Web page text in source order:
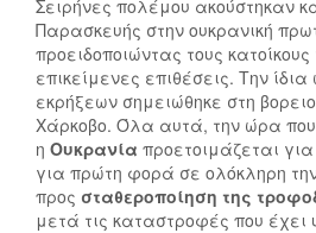
Σειρήνες πολέμου ακούστηκαν
Παρασκευής στην ουκρανική
προειδοποιώντας τους
επικείμενες επιθέσεις. Την
εκρήξεων σημειώθηκε στη
Χάρκοβο. Όλα αυτά, την ώρα που
η Ουκρανία προετοιμάζεται
για πρώτη φορά σε ολόκληρη
προς σταθεροποίηση της
μετά τις καταστροφές που έχει